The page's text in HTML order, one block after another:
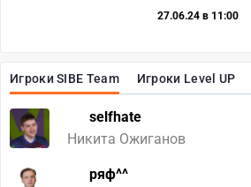
Игроки SIBE Team Игроки Level UP
selfhate
Никита Ожиганов
ряф^^
27.06.24 в 11:00